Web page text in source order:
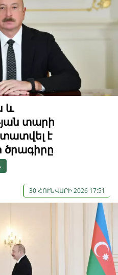
և
տարի
է
ծրագիրը
30 ՀՈՒՆՎԱՐԻ 2026 17:51